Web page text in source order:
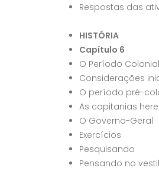
Respostas das
HISTÓRIA
Capítulo 6
O Período
Considerações
O período pré-
As capitanias
O Governo-Geral
Exercícios
Pesquisando
Pensando no